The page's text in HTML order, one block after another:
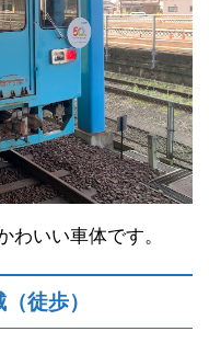
わいい車体です。
徒歩）